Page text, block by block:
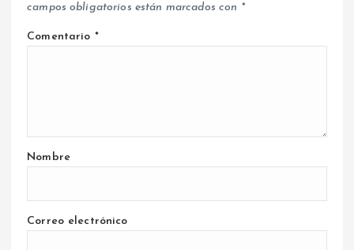
campos obligatorios están marcados con *
Comentario *
Nombre
Correo electrónico